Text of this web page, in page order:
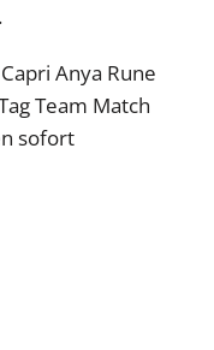
Anya Rune
Team Match
sofort